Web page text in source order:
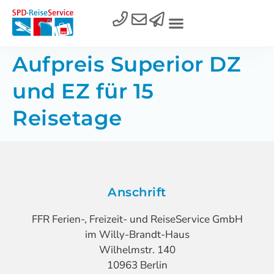
Aufpreis Superior DZ
und EZ für 15
Reisetage
Anschrift
FFR Ferien-, Freizeit- und ReiseService GmbH
im Willy-Brandt-Haus
Wilhelmstr. 140
10963 Berlin